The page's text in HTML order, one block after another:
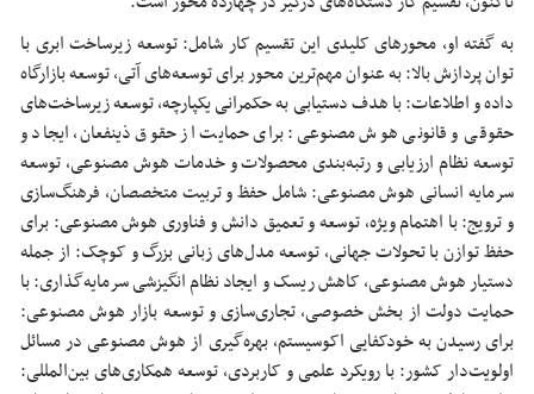
به گفته او، محورهای کلیدی این تقسیم کار شامل: توسعه زیرساخت ابری با
توان پردازش بالا: به عنوان مهم‌ترین محور برای توسعه‌های آتی، توسعه بازارگاه
داده و اطلاعات: با هدف دستیابی به حکمرانی یکپارچه، توسعه زیرساخت‌های
حقوقی و قانونی هوش مصنوعی: برای حمایت از حقوق ذینفعان، ایجاد و
توسعه نظام ارزیابی و رتبه‌بندی محصولات و خدمات هوش مصنوعی، توسعه
سرمایه انسانی هوش مصنوعی: شامل حفظ و تربیت متخصصان، فرهنگ‌سازی
و ترویج: با اهتمام ویژه، توسعه و تعمیق دانش و فناوری هوش مصنوعی: برای
حفظ توازن با تحولات جهانی، توسعه مدل‌های زبانی بزرگ و کوچک: از جمله
دستیار هوش مصنوعی، کاهش ریسک و ایجاد نظام انگیزشی سرمایه‌گذاری: با
حمایت دولت از بخش خصوصی، تجاری‌سازی و توسعه بازار هوش مصنوعی:
برای رسیدن به خودکفایی اکوسیستم، بهره‌گیری از هوش مصنوعی در مسائل
اولویت‌دار کشور: با رویکرد علمی و کاربردی، توسعه همکاری‌های بین‌المللی: